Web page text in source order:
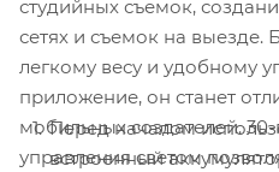
студийных съемок,
сетях и съемок на выезде.
легкому весу и удобному
приложение, он станет
мобильных создателей.
управления светом
Перед началом
встроенный